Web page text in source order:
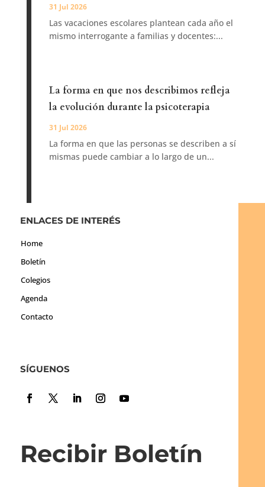
31 Jul 2026
Las vacaciones escolares plantean cada año el
mismo interrogante a familias y docentes:...
La forma en que nos describimos refleja
la evolución durante la psicoterapia
31 Jul 2026
La forma en que las personas se describen a sí
mismas puede cambiar a lo largo de un...
ENLACES DE INTERÉS
Home
Boletín
Colegios
Agenda
Contacto
SÍGUENOS
Recibir Boletín